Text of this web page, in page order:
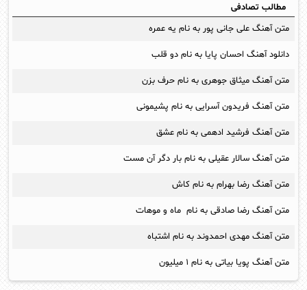
مطالب تصادفی
متن آهنگ علی جانی پور به نام یه عمره
دانلود آهنگ احسان پایا به نام دو قلب
متن آهنگ میثاق جوهری به نام حرف بزن
متن آهنگ فریدون آسرایی به نام پشیمونی
متن آهنگ فرشید ادهمی به نام عشق
متن آهنگ سالار عقیلی به نام بار دگر آن مست
متن آهنگ رضا بهرام به نام کاش
متن آهنگ رضا صادقی به نام ماه و موهات
متن آهنگ مهدی احمدوند به نام اشتباه
متن آهنگ پویا بیاتی به نام ۱ میلیون